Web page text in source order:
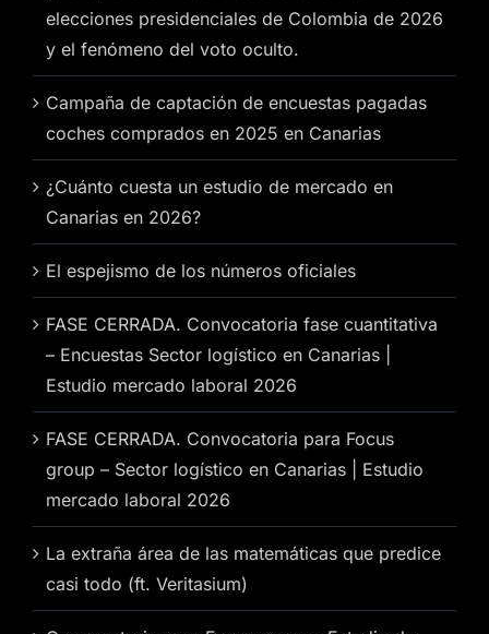
elecciones presidenciales de Colombia de 2026
y el fenómeno del voto oculto.
Campaña de captación de encuestas pagadas
coches comprados en 2025 en Canarias
¿Cuánto cuesta un estudio de mercado en
Canarias en 2026?
El espejismo de los números oficiales
FASE CERRADA. Convocatoria fase cuantitativa
– Encuestas Sector logístico en Canarias |
Estudio mercado laboral 2026
FASE CERRADA. Convocatoria para Focus
group – Sector logístico en Canarias | Estudio
mercado laboral 2026
La extraña área de las matemáticas que predice
casi todo (ft. Veritasium)